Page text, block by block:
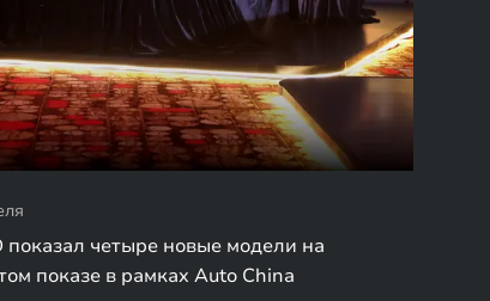
показал четыре новые модели на
показе в рамках Auto China